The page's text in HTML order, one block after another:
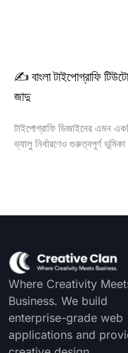
✍️ বাংলা টাইপোগ্রাফি
জাদু
টাইপোগ্রাফি ডিজাইনের এমন
ভ্যালু নির্ধারণেও গুরুত্বপূর্ণ
Where Creativity
Business. We build
enterprise-grade web
applications and